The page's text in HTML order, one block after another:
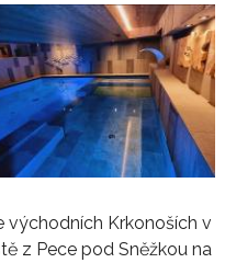
východních Krkonoších v
z Pece pod Sněžkou na